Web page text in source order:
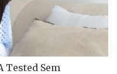
Tested Sem